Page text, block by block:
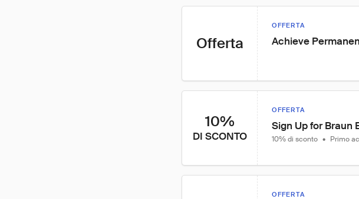
Offerta
OFFERTA
Achieve
10%
DI SCONTO
OFFERTA
Sign Up for Braun
10% di sconto • Primo
OFFERTA